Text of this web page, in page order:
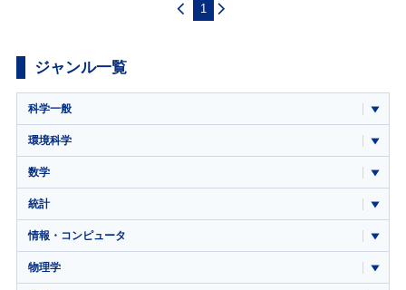
1
ジャンル一覧
科学一般
環境科学
数学
統計
情報・コンピュータ
物理学